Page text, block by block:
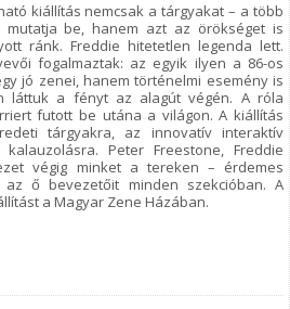
kiállítás nemcsak a tárgyakat – a több
be, hanem azt az örökséget is
ránk. Freddie hitetetlen legenda lett.
fogalmaztak: az egyik ilyen a 86-os
jó zenei, hanem történelmi esemény is
láttuk a fényt az alagút végén. A róla
futott be utána a világon. A kiállítás
tárgyakra, az innovatív interaktív
Peter Freestone, Freddie
végig minket a tereken – érdemes
az ő bevezetőit minden szekcióban. A
a Magyar Zene Házában.